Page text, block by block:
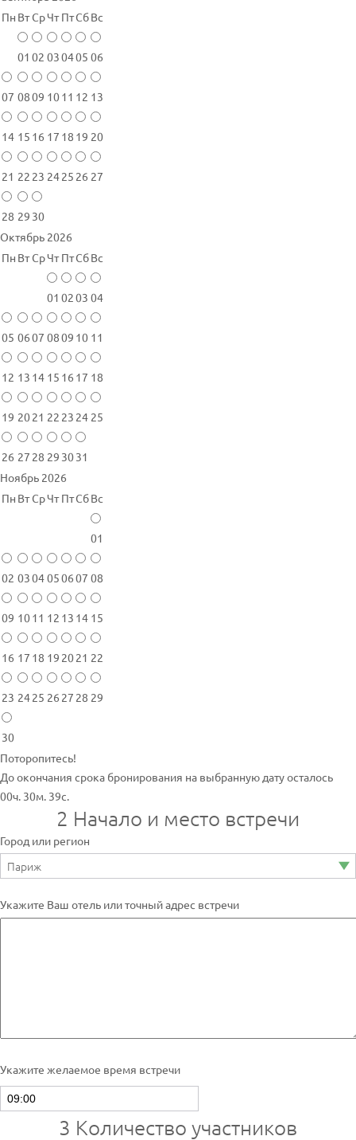
Пн ВтСрЧт ПтСбВс
01 02 030405 06
07 0809 1011 12 13
14 15 16 17 18 19 20
21 22 23 2425 26 27
28 29 30
Октябрь 2026
Пн ВтСрЧт ПтСбВс
01 0203 04
05 0607 0809 10 11
12 13 14 15 16 17 18
19 2021 22 23 24 25
26 27 28 29 3031
Ноябрь 2026
Пн ВтСрЧт ПтСбВс
01
02 0304050607 08
09 1011 12 13 14 15
16 17 18 19 2021 22
23 2425 26 27 28 29
30
Поторопитесь!
До окончания срока бронирования на выбранную дату осталось
00ч. 30м. 39с.
2 Начало и место встречи
Город или регион
Укажите Ваш отель или точный адрес встречи
Укажите желаемое время встречи
3 Количество участников